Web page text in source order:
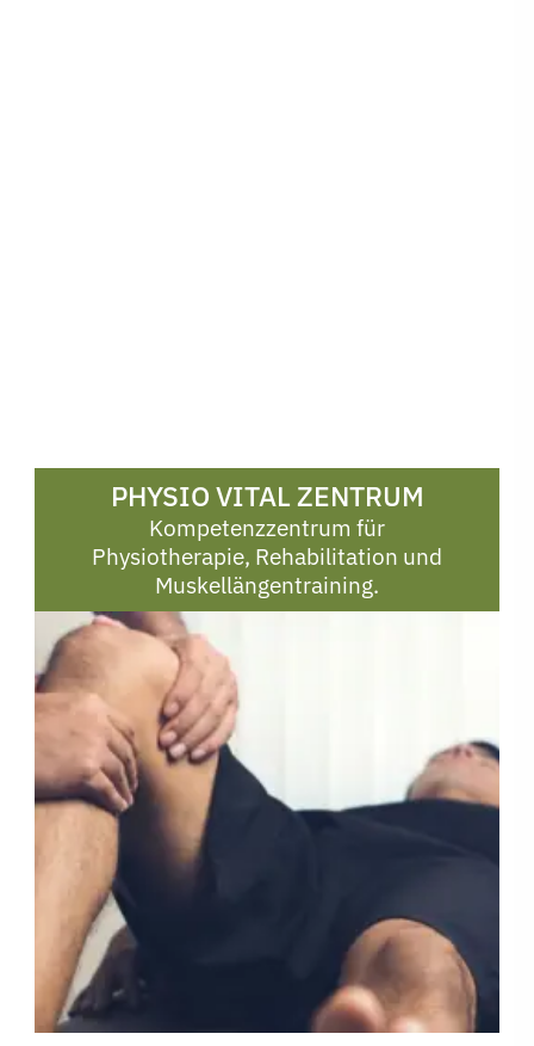
PHYSIO VITAL ZENTRUM
Kompetenzzentrum für
Physiotherapie, Rehabilitation und
Muskellängentraining.